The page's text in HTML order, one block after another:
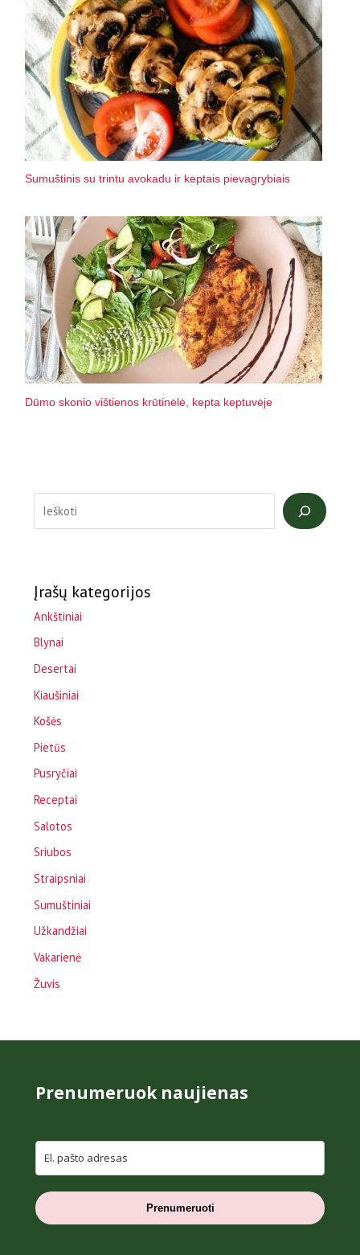
Sumuštinis su trintu avokadu ir keptais pievagrybiais
Dūmo skonio vištienos krūtinėlė, kepta keptuvėje
Įrašų kategorijos
Ankštiniai
Blynai
Desertai
Kiaušiniai
Košės
Pietūs
Pusryčiai
Receptai
Salotos
Sriubos
Straipsniai
Sumuštiniai
Užkandžiai
Vakarienė
Žuvis
Prenumeruok naujienas
Prenumeruoti